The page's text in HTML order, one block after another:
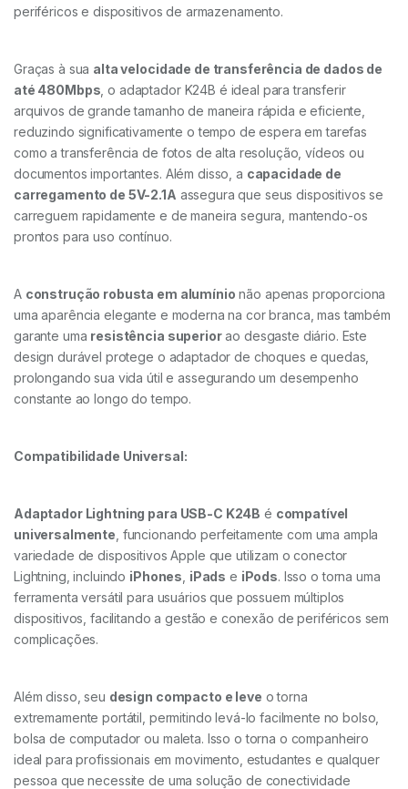
periféricos e dispositivos de armazenamento.
Graças à sua alta velocidade de transferência de dados de
até 480Mbps , o adaptador K24B é ideal para transferir
arquivos de grande tamanho de maneira rápida e eficiente,
reduzindo significativamente o tempo de espera em tarefas
como a transferência de fotos de alta resolução, vídeos ou
documentos importantes. Além disso, a capacidade de
carregamento de 5V-2.1A assegura que seus dispositivos se
carreguem rapidamente e de maneira segura, mantendo-os
prontos para uso contínuo.
A construção robusta em alumínio não apenas proporciona
uma aparência elegante e moderna na cor branca, mas também
garante uma resistência superiorao desgaste diário. Este
design durável protege o adaptador de choques e quedas,
prolongando sua vida útil e assegurando um desempenho
constante ao longo do tempo.
Compatibilidade Universal:
Adaptador Lightning para USB-C K24B é compatível
universalmente , funcionando perfeitamente com uma ampla
variedade de dispositivos Apple que utilizam o conector
Lightning, incluindo iPhones iPads e iPods. Isso o torna uma
ferramenta versátil para usuários que possuem múltiplos
dispositivos, facilitando a gestão e conexão de periféricos sem
complicações.
Além disso, seu design compacto e leve o torna
extremamente portátil, permitindo levá-lo facilmente no bolso,
bolsa de computador ou maleta. Isso o torna o companheiro
ideal para profissionais em movimento, estudantes e qualquer
pessoa que necessite de uma solução de conectividade